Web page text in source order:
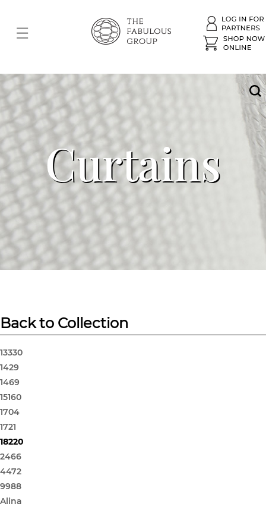
Curtains
Back to Collection
13330
1429
1469
15160
1704
1721
18220
2466
4472
9988
Alina